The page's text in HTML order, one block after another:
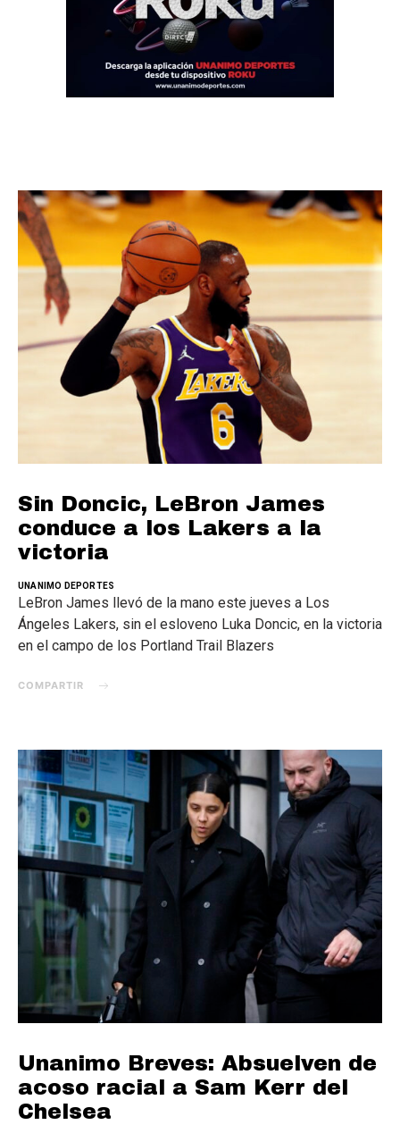
Sin Doncic, LeBron James
conduce a los Lakers a la
victoria
UNANIMO DEPORTES
LeBron James llevó de la mano este jueves a Los
Ángeles Lakers, sin el esloveno Luka Doncic, en la victoria
en el campo de los Portland Trail Blazers
COMPARTIR
Unanimo Breves: Absuelven de
acoso racial a Sam Kerr del
Chelsea